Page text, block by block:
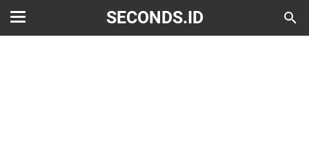
SECONDS.ID